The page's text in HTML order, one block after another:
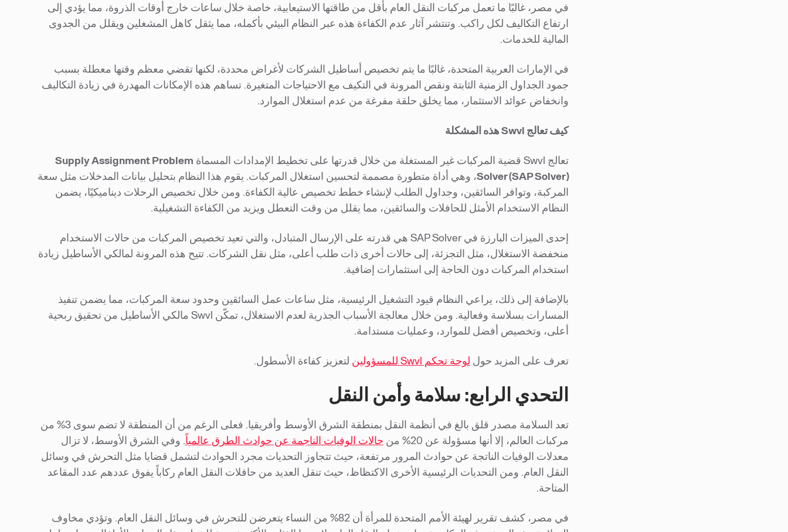
في مصر، غالبًا ما تعمل مركبات النقل العام بأقل من طاقتها الاستيعابية، خاصة خلال ساعات خارج أوقات الذروة، مما يؤدي إلى
ارتفاع التكاليف لكل راكب. وتنتشر آثار عدم الكفاءة هذه عبر النظام البيئي بأكمله، مما يثقل كاهل المشغلين ويقلل من الجدوى
المالية للخدمات.
في الإمارات العربية المتحدة، غالبًا ما يتم تخصيص أساطيل الشركات لأغراض محددة، لكنها تقضي معظم وقتها معطلة بسبب
جمود الجداول الزمنية الثابتة ونقص المرونة في التكيف مع الاحتياجات المتغيرة. تساهم هذه الإمكانات المهدرة في زيادة التكاليف
وانخفاض عوائد الاستثمار، مما يخلق حلقة مفرغة من عدم استغلال الموارد.
كيف تعالج Swvl هذه المشكلة
تعالج Swvl قضية المركبات غير المستغلة من خلال قدرتها على تخطيط الإمدادات المسماة
Supply Assignment Problem
Solver (SAP Solver)، وهي أداة متطورة مصممة لتحسين استغلال المركبات. يقوم هذا النظام بتحليل بيانات المدخلات مثل سعة
المركبة، وتوافر السائقين، وجداول الطلب لإنشاء خطط تخصيص عالية الكفاءة. ومن خلال تخصيص الرحلات ديناميكيًا، يضمن
النظام الاستخدام الأمثل للحافلات والسائقين، مما يقلل من وقت التعطل ويزيد من الكفاءة التشغيلية.
إحدى الميزات البارزة في SAP Solver هي قدرته على الإرسال المتبادل، والتي تعيد تخصيص المركبات من حالات الاستخدام
منخفضة الاستغلال، مثل التجزئة، إلى حالات أخرى ذات طلب أعلى، مثل نقل الشركات. تتيح هذه المرونة لمالكي الأساطيل زيادة
استخدام المركبات دون الحاجة إلى استثمارات إضافية.
بالإضافة إلى ذلك، يراعي النظام قيود التشغيل الرئيسية، مثل ساعات عمل السائقين وحدود سعة المركبات، مما يضمن تنفيذ
المسارات بسلاسة وفعالية. ومن خلال معالجة الأسباب الجذرية لعدم الاستغلال، تمكّن Swvl مالكي الأساطيل من تحقيق ربحية
أعلى، وتخصيص أفضل للموارد، وعمليات مستدامة.
تعرف على المزيد حول لوحة تحكم Swvl للمسؤولين لتعزيز كفاءة الأسطول.
التحدي الرابع: سلامة وأمن النقل
تعد السلامة مصدر قلق بالغ في أنظمة النقل بمنطقة الشرق الأوسط وأفريقيا. فعلى الرغم من أن المنطقة لا تضم سوى 3% من
مركبات العالم، إلا أنها مسؤولة عن 20% من
حالات الوفيات الناجمة عن حوادث الطرق عالمياً. وفي الشرق الأوسط، لا تزال
معدلات الوفيات الناتجة عن حوادث المرور مرتفعة، حيث تتجاوز التحديات مجرد الحوادث لتشمل قضايا مثل التحرش في وسائل
النقل العام. ومن التحديات الرئيسية الأخرى الاكتظاظ، حيث تنقل العديد من حافلات النقل العام ركاباً يفوق عددهم عدد المقاعد
المتاحة.
في مصر، كشف تقرير لهيئة الأمم المتحدة للمرأة أن 82% من النساء يتعرضن للتحرش في وسائل النقل العام. وتؤدي مخاوف